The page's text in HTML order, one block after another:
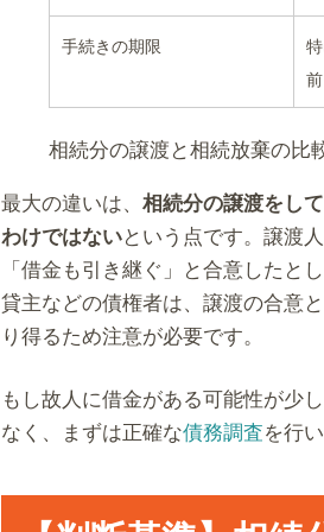
手続きの期限
相続分の譲渡と相続放棄の比
最大の違いは、 相続分の譲渡をし
わけではないという点です。譲渡
「借金も引き継ぐ」と合意したと
貸主などの債権者は、譲渡の合意
り得るため注意が必要です。
もし故人に借金がある可能性が少
なく、まずは正確な債務調査を行